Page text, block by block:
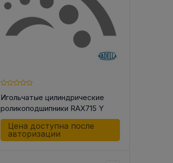
Игольчатые цилиндрические
роликоподшипники RAX715 Y
Цена доступна после
авторизации